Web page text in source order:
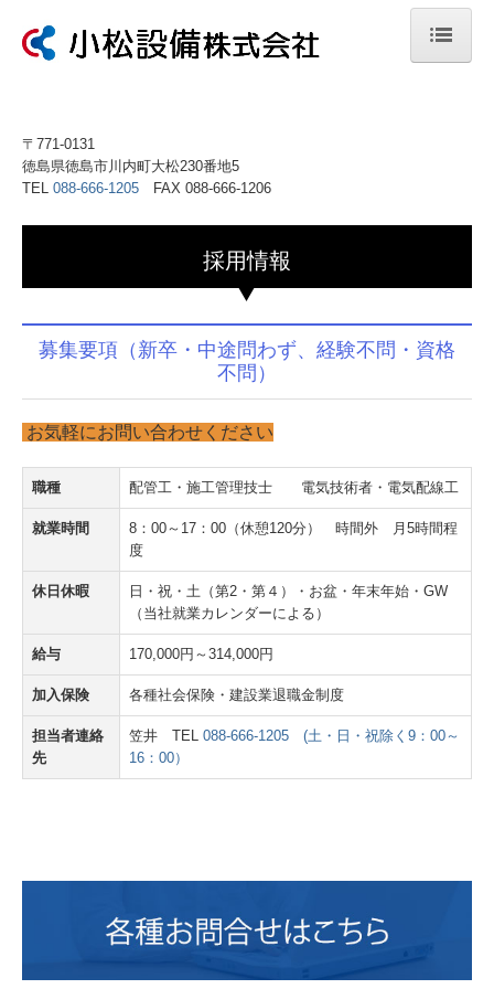
先輩社員の声
施工事例
お問合せ
〒771-0131
徳島県徳島市川内町大松230番地5
TEL 088-666-1205 FAX 088-666-1206
採用情報
募集要項（新卒・中途問わず、経験不問・資格
不問）
お気軽にお問い合わせください
職種 配管工・施工管理技士 電気技術者・電気配線工
就業時間
8：00～17：00（休憩120分） 時間外 月5時間程
度
休日休暇
日・祝・土（第2・第４）・お盆・年末年始・GW
（当社就業カレンダーによる）
給与 170,000円～314,000円
加入保険 各種社会保険・建設業退職金制度
担当者連絡
先
笠井 TEL 088-666-1205 (土・日・祝除く9：00～
16：00）